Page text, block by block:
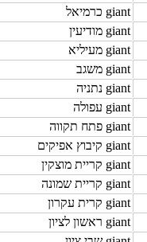
giant כרמיאל
giant מודיעין
giant מעיליא
giant משגב
giant נתניה
giant עפולה
giant פתח תקווה
giant קיבוץ אפיקים
giant קריית מוצקין
giant קריית שמונה
giant קרית עקרון
giant ראשון לציון